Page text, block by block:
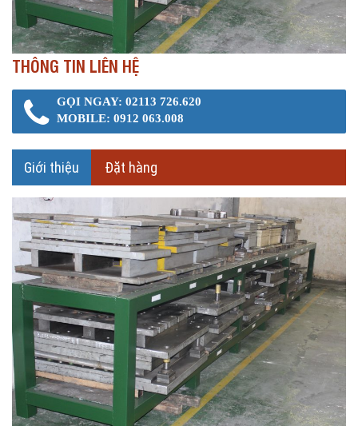
THÔNG TIN LIÊN HỆ
GỌI NGAY: 02113 726.620
MOBILE: 0912 063.008
Giới thiệu Đặt hàng